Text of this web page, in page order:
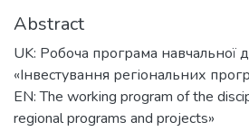
Abstract
UK: Робоча програма навчальної
«Інвестування регіональних
EN: The working program of the
regional programs and projects»